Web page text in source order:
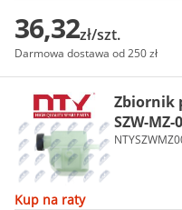
36,32zł/szt.
Darmowa dostawa od 250 zł
Zbiornik
SZW-MZ-
Kup na raty